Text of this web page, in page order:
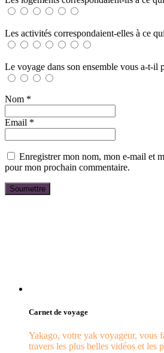
Les activités correspondaient-elles à ce
Le voyage dans son ensemble vous a-t-il
Nom *
Email *
Enregistrer mon nom, mon e-mail et
pour mon prochain commentaire.
Carnet de voyage
Yakago, votre yak voyageur, vous
travers les plus belles vidéos et les